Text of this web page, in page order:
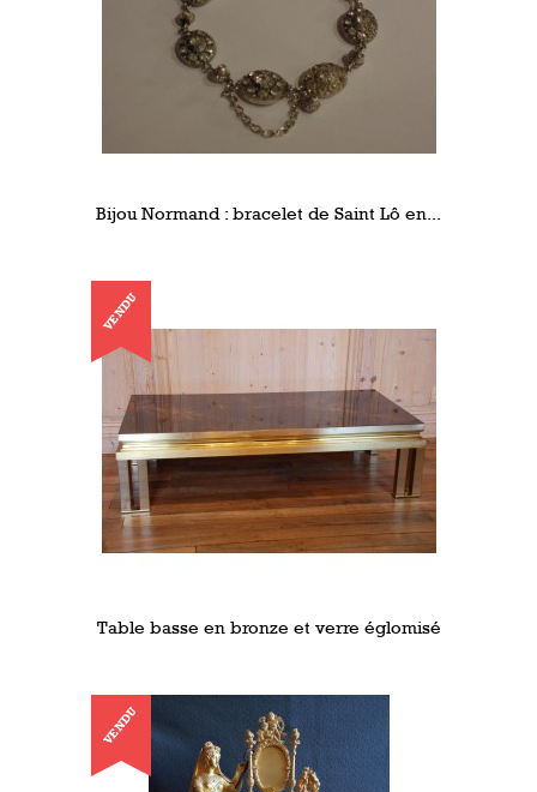
Bijou Normand : bracelet de Saint Lô en...
VENDU
Table basse en bronze et verre églomisé
VENDU